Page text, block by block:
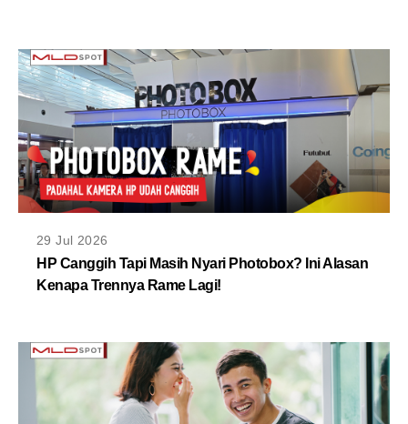
29 Jul 2026
HP Canggih Tapi Masih Nyari Photobox? Ini Alasan
Kenapa Trennya Rame Lagi!